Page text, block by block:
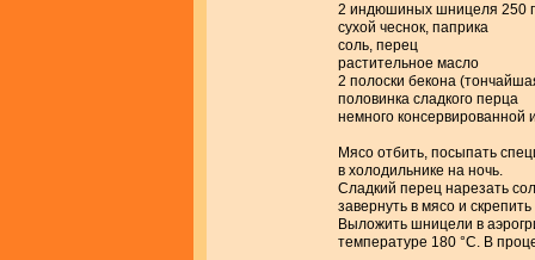
2 индюшиных шницеля 250 г
сухой чеснок, паприка
соль, перец
растительное масло
2 полоски бекона
половинка сладкого перца
немного
Мясо отбить, посыпать
в холодильнике на ночь.
Сладкий перец нарезать
завернуть в мясо и скрепить
Выложить шницели в
температуре 180 °С. В